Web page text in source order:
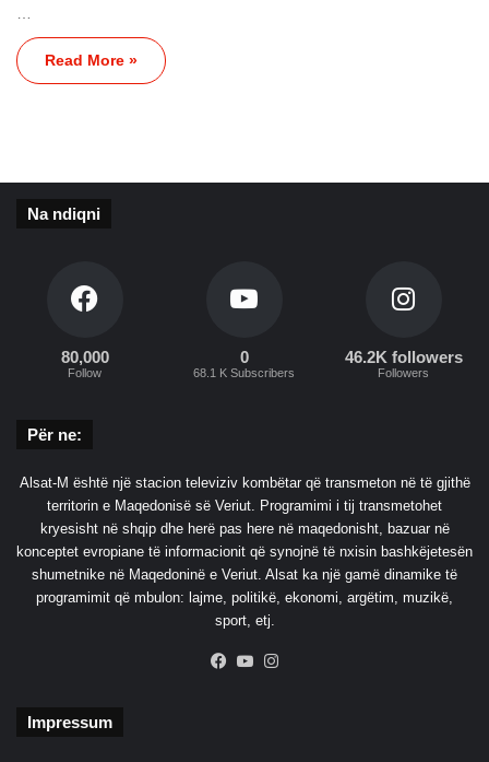
…
Read More »
Na ndiqni
80,000
Follow
0
68.1 K Subscribers
46.2K followers
Followers
Për ne:
Alsat-M është një stacion televiziv kombëtar që transmeton në të gjithë
territorin e Maqedonisë së Veriut. Programimi i tij transmetohet
kryesisht në shqip dhe herë pas here në maqedonisht, bazuar në
konceptet evropiane të informacionit që synojnë të nxisin bashkëjetesën
shumetnike në Maqedoninë e Veriut. Alsat ka një gamë dinamike të
programimit që mbulon: lajme, politikë, ekonomi, argëtim, muzikë,
sport, etj.
Facebook
YouTube
Impressum